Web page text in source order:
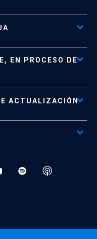
Importante
EN PROCESO DE
file_download
ACTUALIZACIÓN